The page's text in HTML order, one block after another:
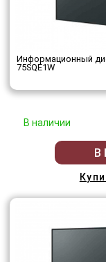
Информационный
75SQE1W
В наличии
В